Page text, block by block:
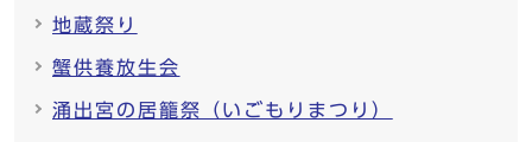
地蔵祭り
蟹供養放生会
涌出宮の居籠祭（いごもりまつり）